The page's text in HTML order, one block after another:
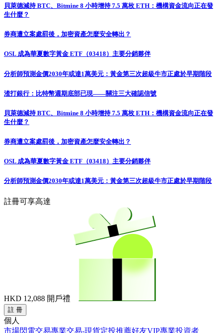
貝萊德減持 BTC、Bitmine 8 小時增持 7.5 萬枚 ETH：機構資金流向正在發
生什麼？
券商遭立案處罰後，加密資產怎麼安全轉出？
OSL 成為華夏數字黃金 ETF（03418）主要分銷夥伴
分析師預測金價2030年或達1萬美元：黃金第三次超級牛市正處於早期階段
渣打銀行：比特幣週期底部已現——關注三大確認信號
貝萊德減持 BTC、Bitmine 8 小時增持 7.5 萬枚 ETH：機構資金流向正在發
生什麼？
券商遭立案處罰後，加密資產怎麼安全轉出？
OSL 成為華夏數字黃金 ETF（03418）主要分銷夥伴
分析師預測金價2030年或達1萬美元：黃金第三次超級牛市正處於早期階段
註冊可享高達
HKD 12,088 開戶禮
註 冊
個人
市場閃電交易專業交易-現貨定投推薦好友VIP專業投資者